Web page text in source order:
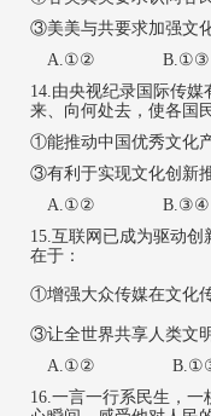
③美美与共要求加强文
A.①②
14.由央视纪录国际传
来、向何处去，使各国
①能推动中国优秀文化
③有利于实现文化创新
A.①②
15.互联网已成为驱动
在于：
①增强大众传媒在文化
③让全世界共享人类文
A.①②
16.一言一行系民生，